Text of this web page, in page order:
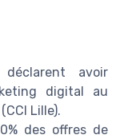
avoir
digital au
Lille).
des offres de